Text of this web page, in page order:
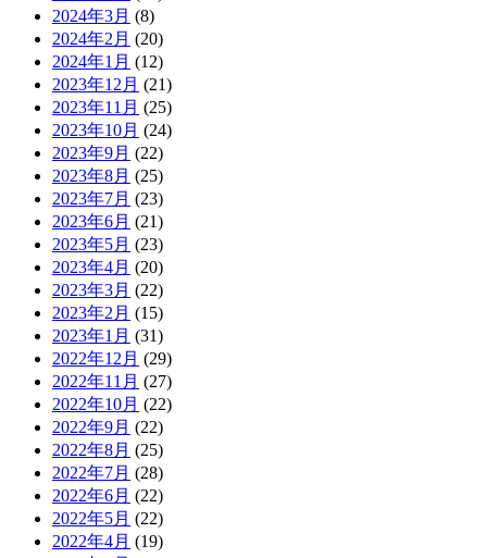
2024年3月 (8)
2024年2月 (20)
2024年1月 (12)
2023年12月 (21)
2023年11月 (25)
2023年10月 (24)
2023年9月 (22)
2023年8月 (25)
2023年7月 (23)
2023年6月 (21)
2023年5月 (23)
2023年4月 (20)
2023年3月 (22)
2023年2月 (15)
2023年1月 (31)
2022年12月 (29)
2022年11月 (27)
2022年10月 (22)
2022年9月 (22)
2022年8月 (25)
2022年7月 (28)
2022年6月 (22)
2022年5月 (22)
2022年4月 (19)